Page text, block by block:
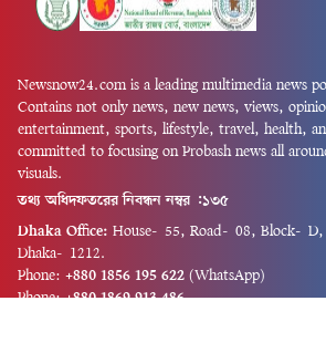
Newsnow24.com is a leading multimedia news
Contains not only news, new news, views,
entertainment, sports, lifestyle, travel, health,
committed to focusing on Probash news all
visuals.
তথ্য অধিদফতরের নিবন্ধন নম্বর :১৩৫
Dhaka Office: House-55, Road-08, Block-D,
Dhaka-1212.
Phone: +880 1856 195 622 (WhatsApp)
Phone: +880 1869 913 486